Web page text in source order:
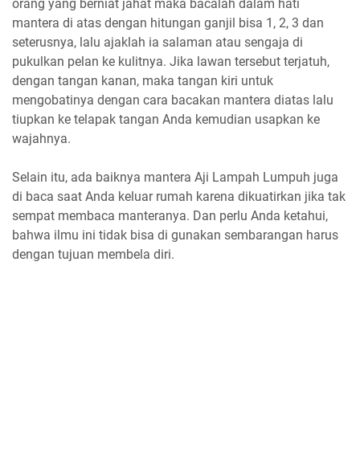
orang yang berniat jahat maka bacalah dalam hati
mantera di atas dengan hitungan ganjil bisa 1, 2, 3 dan
seterusnya, lalu ajaklah ia salaman atau sengaja di
pukulkan pelan ke kulitnya. Jika lawan tersebut terjatuh,
dengan tangan kanan, maka tangan kiri untuk
mengobatinya dengan cara bacakan mantera diatas lalu
tiupkan ke telapak tangan Anda kemudian usapkan ke
wajahnya.
Selain itu, ada baiknya mantera Aji Lampah Lumpuh juga
di baca saat Anda keluar rumah karena dikuatirkan jika tak
sempat membaca manteranya. Dan perlu Anda ketahui,
bahwa ilmu ini tidak bisa di gunakan sembarangan harus
dengan tujuan membela diri.